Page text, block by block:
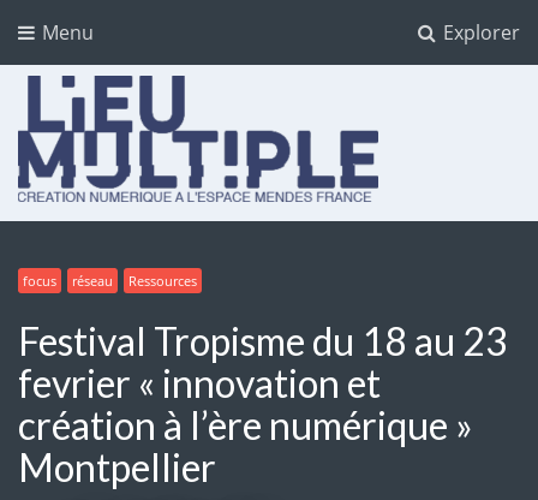
Explorer
Menu
Lieu multiple
focus réseau Ressources
Festival Tropisme du 18 au 23
fevrier « innovation et
création à l’ère numérique »
Montpellier